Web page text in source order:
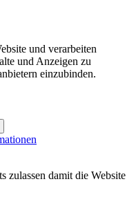
und verarbeiten
und Anzeigen zu
einzubinden.
zulassen damit die Website